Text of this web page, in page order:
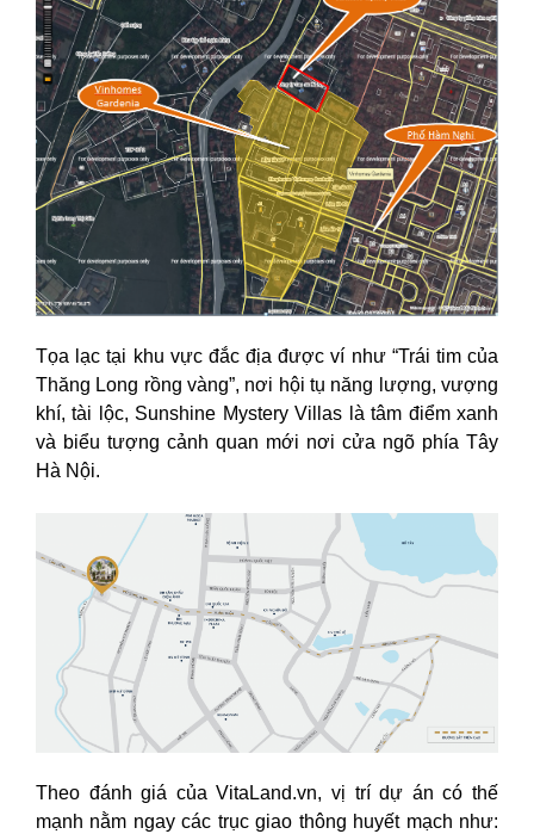
Tọa lạc tại khu vực đắc địa được ví như “Trái tim của
Thăng Long rồng vàng”, nơi hội tụ năng lượng, vượng
khí, tài lộc, Sunshine Mystery Villas là tâm điểm xanh
và biểu tượng cảnh quan mới nơi cửa ngõ phía Tây
Hà Nội.
Theo đánh giá của VitaLand.vn, vị trí dự án có thế
mạnh nằm ngay các trục giao thông huyết mạch như: